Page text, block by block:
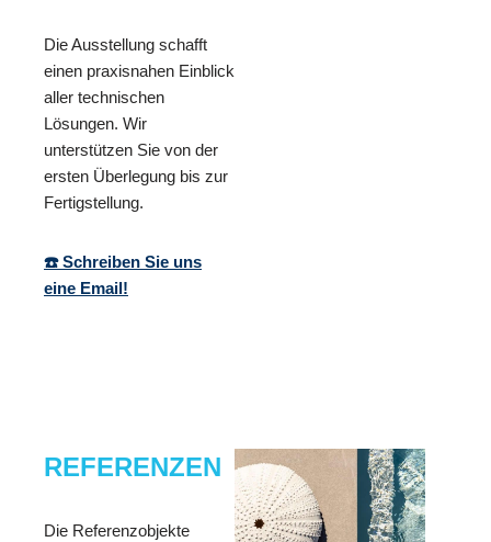
Die Ausstellung schafft
einen praxisnahen Einblick
aller technischen
Lösungen. Wir
unterstützen Sie von der
ersten Überlegung bis zur
Fertigstellung.
☎️ Schreiben Sie uns
eine Email!
REFERENZEN
Die Referenzobjekte